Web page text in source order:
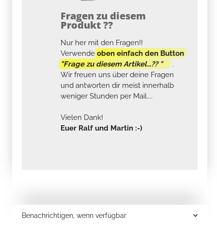
Fragen zu diesem
Produkt ??
Nur her mit den Fragen!!
Verwendeoben einfach den Button
"Frage zu diesem Artikel...?? "
.
Wir freuen uns über deine Fragen
und antworten dir meist innerhalb
weniger Stunden per Mail....
Vielen Dank!
Euer Ralf und Martin :-)
Benachrichtigen, wenn verfügbar